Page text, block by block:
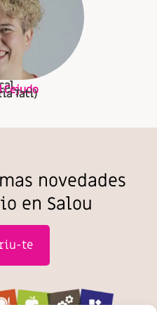
Tati)
novedades
en Salou
te